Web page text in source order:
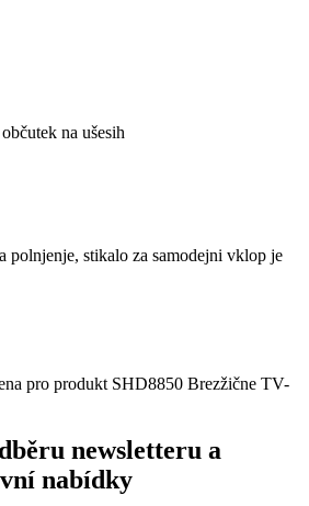
na ušesih
polnjenje, stikalo za samodejni vklop je
pro produkt SHD8850 Brezžične TV-
newsletteru a
nabídky